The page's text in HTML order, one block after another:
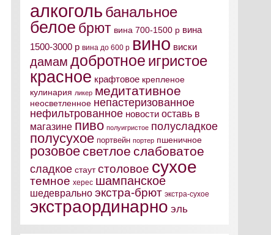
алкоголь банальное
белое брют вина 700-1500 р вина
1500-3000 р вина до 600 р вино виски
дамам добротное игристое
красное крафтовое крепленое
кулинария ликер медитативное
неосветленное непастеризованное
нефильтрованное новости оставь в
магазине пиво полуигристое полусладкое
полусухое портвейн портер пшеничное
розовоесветлое слабоватое
сладкое стаут столовое сухое
темное херес шампанское
шедеврально экстра-брют экстра-сухое
экстраординарно эль